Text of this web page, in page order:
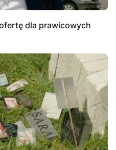
dla prawicowych